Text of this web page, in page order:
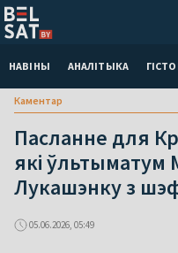
НАВІНЫ АНАЛІТЫКА
Каментар
Пасланне для
які ўльтыматум
Лукашэнку з
05.06.2026, 05:49